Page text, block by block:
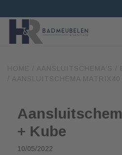
HOME AANSLUITSCHEMA'S
AANSLUITSCHEMA MATRIX40
+ Kube
10/05/2022